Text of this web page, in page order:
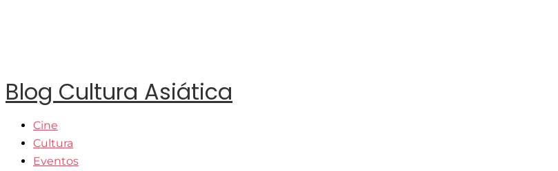
Blog Cultura Asiática
Cine
Cultura
Eventos